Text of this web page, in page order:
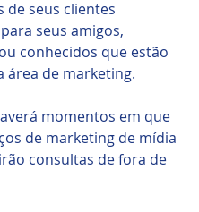
de seus clientes
seus amigos,
conhecidos que estão
área de marketing.
momentos em que
de marketing de mídia
consultas de fora de